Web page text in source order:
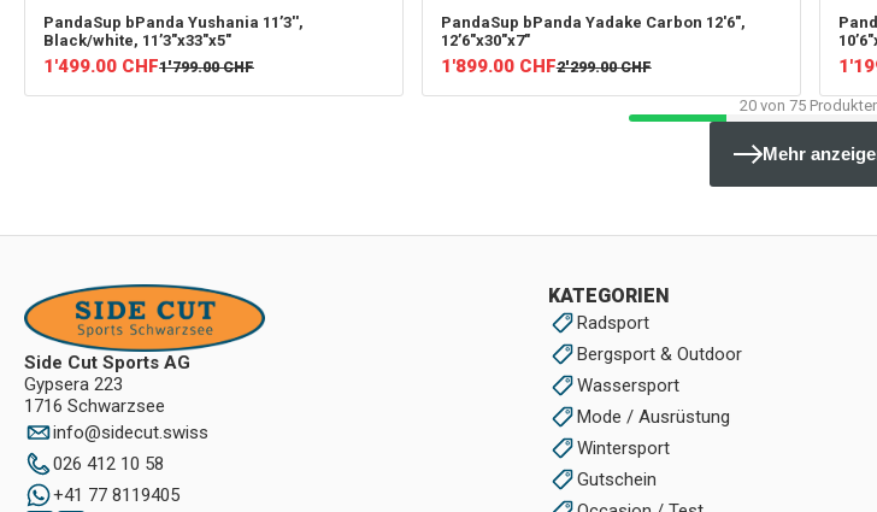
PandaSup bPanda Yushania 11’3'',
Black/white, 11’3"x33"x5"
1'499.00 CHF1'799.00 CHF
PandaSup bPanda Yadake Carbon 12'6",
12’6"x30"x7"
1'899.00 CHF2'299.00 CHF
20von 75
Mehr
Side Cut Sports AG
Gypsera 223
1716 Schwarzsee
info@sidecut.swiss
026 412 10 58
+41 77 8119405
KATEGORIEN
Radsport
Bergsport & Outdoor
Wassersport
Mode / Ausrüstung
Wintersport
Gutschein